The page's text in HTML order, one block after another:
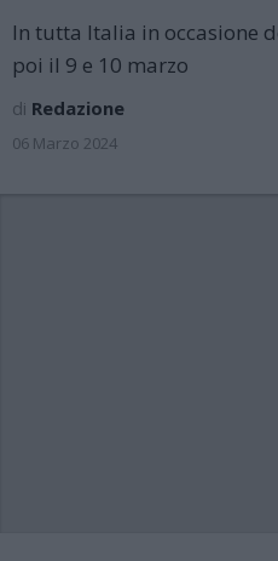
In tutta Italia in occasione
poi il 9 e 10 marzo
di Redazione
06 Marzo 2024